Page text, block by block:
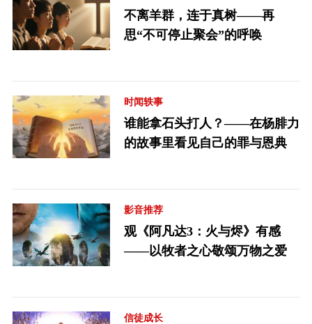
不离羊群，连于真树——再
思“不可停止聚会”的呼唤
时闻轶事
谁能拿石头打人？——在杨腓力
的故事里看见自己的罪与恩典
影音推荐
观《阿凡达3：火与烬》有感
——以牧者之心敬颂万物之爱
信徒成长